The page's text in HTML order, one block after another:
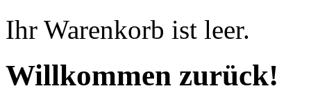
Ihr Warenkorb ist leer.
Willkommen zurück!